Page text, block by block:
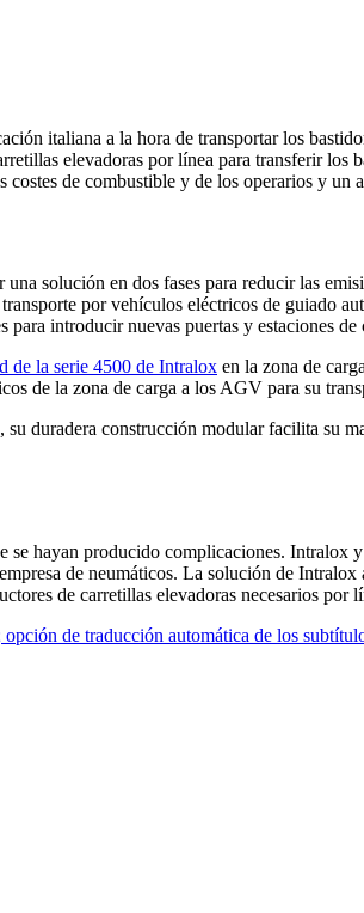
italiana a la hora de transportar los
elevadoras por línea para transferir
de combustible y de los operarios y un
solución en dos fases para reducir las
por vehículos eléctricos de guiado
introducir nuevas puertas y estaciones de
de la serie 4500 de Intralox en la zona de
de la zona de carga a los AGV para su
duradera construcción modular facilita su
hayan producido complicaciones.
de neumáticos. La solución de
de carretillas elevadoras necesarios
de traducción automática de los